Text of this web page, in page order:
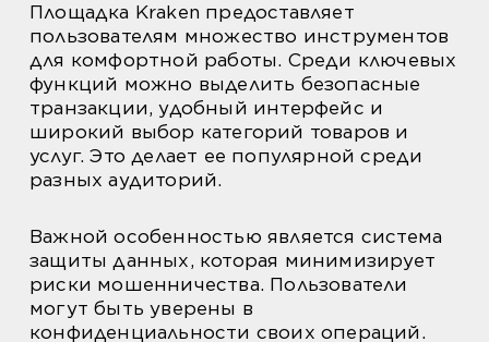
Площадка Kraken предоставляет
пользователям множество инструментов
для комфортной работы. Среди ключевых
функций можно выделить безопасные
транзакции, удобный интерфейс и
широкий выбор категорий товаров и
услуг. Это делает ее популярной среди
разных аудиторий.
Важной особенностью является система
защиты данных, которая минимизирует
риски мошенничества. Пользователи
могут быть уверены в
конфиденциальности своих операций.